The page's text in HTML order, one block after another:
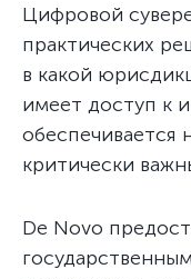
Цифровой
практических
в какой
имеет доступ к
обеспечивается
критически
De Novo